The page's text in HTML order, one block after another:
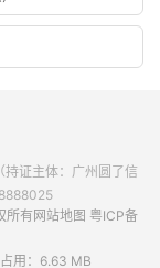
证主体：广州圆了信
所有网站地图 粤ICP备
用：6.63 MB